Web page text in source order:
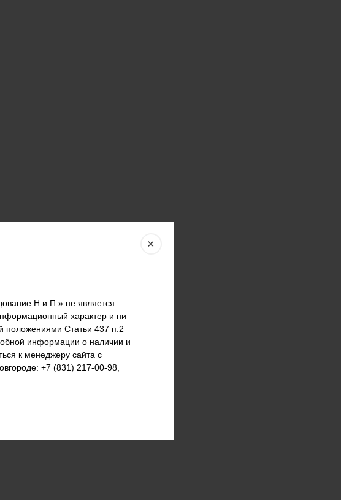
Н и П » не является
характер и ни
положениями Статьи 437 п.2
информации о наличии и
к менеджеру сайта с
+7 (831) 217-00-98,
×